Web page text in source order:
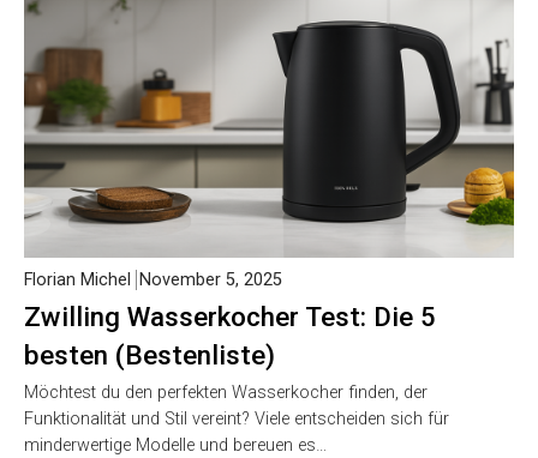
Zwilling Wasserkocher Test: Die 5
besten (Bestenliste)
Florian Michel November 5, 2025
Möchtest du den perfekten Wasserkocher finden, der
Funktionalität und Stil vereint? Viele entscheiden sich für
minderwertige Modelle und bereuen es…